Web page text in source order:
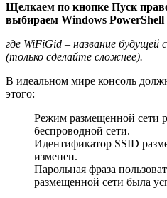
Щелкаем по кнопке Пуск
выбираем Windows
где WiFiGid – название будущей
(только сделайте сложнее).
В идеальном мире консоль
этого:
Режим размещенной сети
беспроводной сети.
Идентификатор SSID
изменен.
Парольная фраза
размещенной сети была